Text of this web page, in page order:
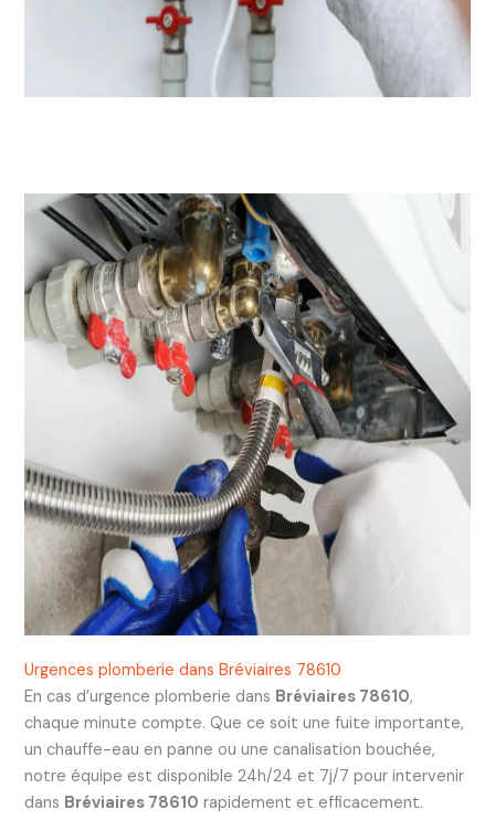
Urgences plomberie dans Bréviaires 78610
En cas d’urgence plomberie dans Bréviaires 78610,
chaque minute compte. Que ce soit une fuite importante,
un chauffe-eau en panne ou une canalisation bouchée,
notre équipe est disponible 24h/24 et 7j/7 pour intervenir
dans Bréviaires 78610 rapidement et efficacement.